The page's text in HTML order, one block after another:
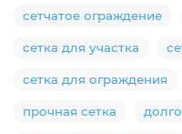
сетчатое ограждение
сетка для участка
сетка для ограждения
прочная сетка